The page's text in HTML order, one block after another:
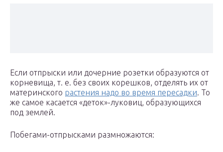
Если отпрыски или дочерние розетки образуются от
корневища, т. е. без своих корешков, отделять их от
материнского растения надо во время пересадки. То
же самое касается «деток»-луковиц, образую­щихся
под землей.
Побегами-отпрысками размножаются: